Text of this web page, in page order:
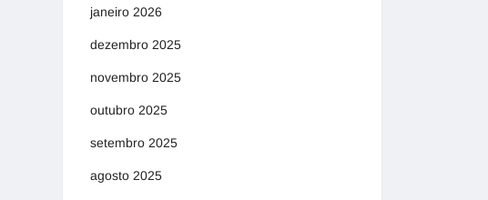
janeiro 2026
dezembro 2025
novembro 2025
outubro 2025
setembro 2025
agosto 2025